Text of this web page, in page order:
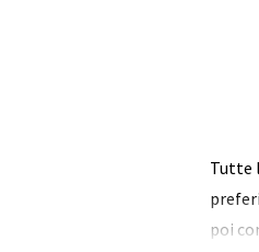
Tutte
poi